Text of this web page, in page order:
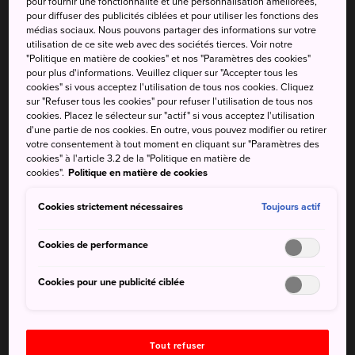
été une importante communauté côtière pendant
plusieurs siècles. Aujourd'hui, la ville abrite une grande
base navale partagée entre les flottes japonaise et
américaine.
À ne pas manquer
navires japonais et américains de tous types
Le parc Mikasa et une visite du cuirassé Mikasa
du XIXe siècle
Les galeries commerçantes de Yokosuka, y
pour diffuser des publicités ciblées et pour utiliser les fonctions des
médias sociaux. Nous pouvons partager des informations sur votre
utilisation de ce site web avec des sociétés tierces. Voir notre
"Politique en matière de cookies" et nos "Paramètres des cookies"
pour plus d'informations. Veuillez cliquer sur "Accepter tous les
cookies" si vous acceptez l'utilisation de tous nos cookies. Cliquez
sur "Refuser tous les cookies" pour refuser l'utilisation de tous nos
cookies. Placez le sélecteur sur "actif" si vous acceptez l'utilisation
d'une partie de nos cookies. En outre, vous pouvez modifier ou retirer
votre consentement à tout moment en cliquant sur "Paramètres des
cookies" à l'article 3.2 de la "Politique en matière de
cookies". Politique en matière de cookies
Cookies strictement nécessaires Toujours actif
Cookies de performance
Cookies pour une publicité ciblée
Tout refuser